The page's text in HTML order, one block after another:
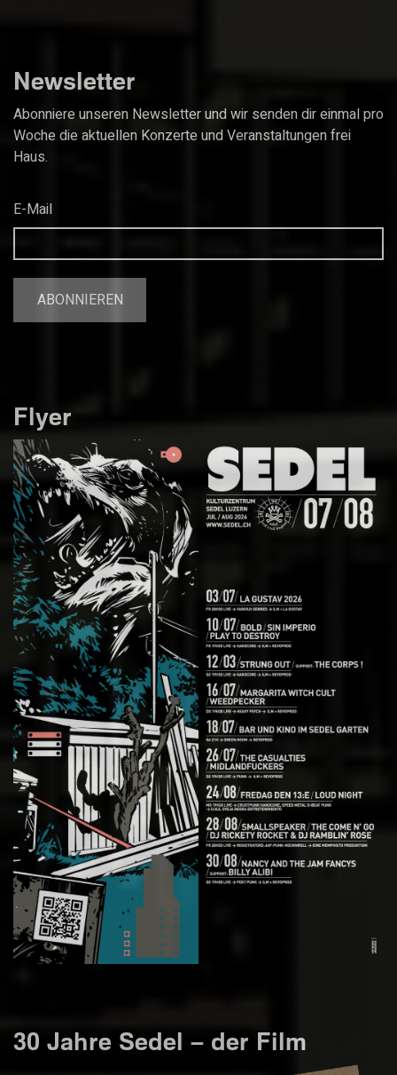
Newsletter
Abonniere unseren Newsletter und wir senden dir einmal pro
Woche die aktuellen Konzerte und Veranstaltungen frei
Haus.
E-Mail
Flyer
30 Jahre Sedel – der Film